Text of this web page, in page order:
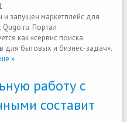
и запущен маркетплейс для
Портал
как «сервис поиска
для бытовых и бизнес-задач».
»
работу с
составит